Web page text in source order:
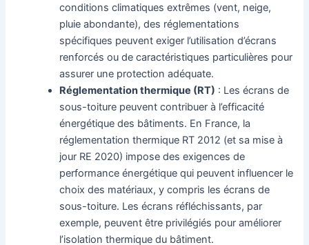
conditions climatiques extrêmes (vent, neige,
pluie abondante), des réglementations
spécifiques peuvent exiger l’utilisation d’écrans
renforcés ou de caractéristiques particulières pour
assurer une protection adéquate.
Réglementation thermique (RT) : Les écrans de
sous-toiture peuvent contribuer à l’efficacité
énergétique des bâtiments. En France, la
réglementation thermique RT 2012 (et sa mise à
jour RE 2020) impose des exigences de
performance énergétique qui peuvent influencer le
choix des matériaux, y compris les écrans de
sous-toiture. Les écrans réfléchissants, par
exemple, peuvent être privilégiés pour améliorer
l’isolation thermique du bâtiment.